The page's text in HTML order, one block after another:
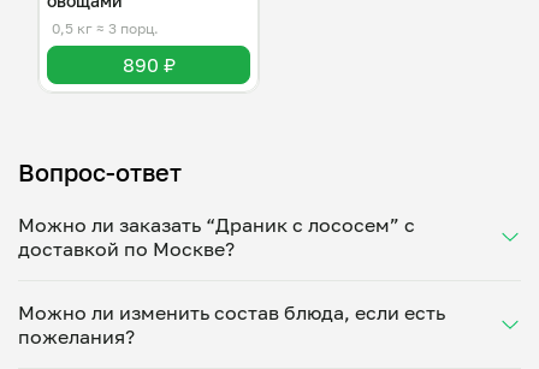
0,5 кг ≈ 3 порц.
890 ₽
Вопрос-ответ
Можно ли заказать “Драник с лососем” с
доставкой по Москве?
Укажите удобное время — и получите свежее
домашнее блюдо в большой порции прямо с плиты.
Можно ли изменить состав блюда, если есть
пожелания?